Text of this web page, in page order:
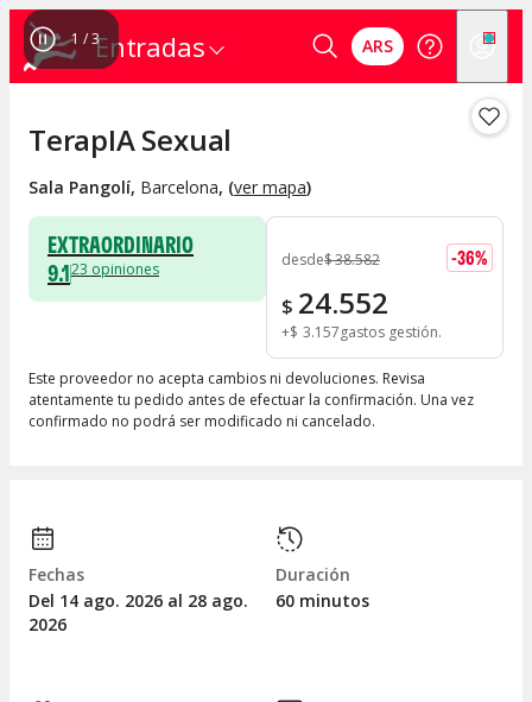
Entradas ARS
1 /3
TerapIA Sexual
Sala Pangolí, Barcelona, (ver mapa)
EXTRAORDINARIO
9.123 opiniones desde$38.582 -36%
$ 24.552
+$ 3.157gastos gestión
Este proveedor no acepta cambios ni devoluciones. Revisa
atentamente tu pedido antes de efectuar la confirmación. Una vez
confirmado no podrá ser modificado ni cancelado.
Fechas
Del 14 ago. 2026 al 28 ago.
2026
Duración
60 minutos